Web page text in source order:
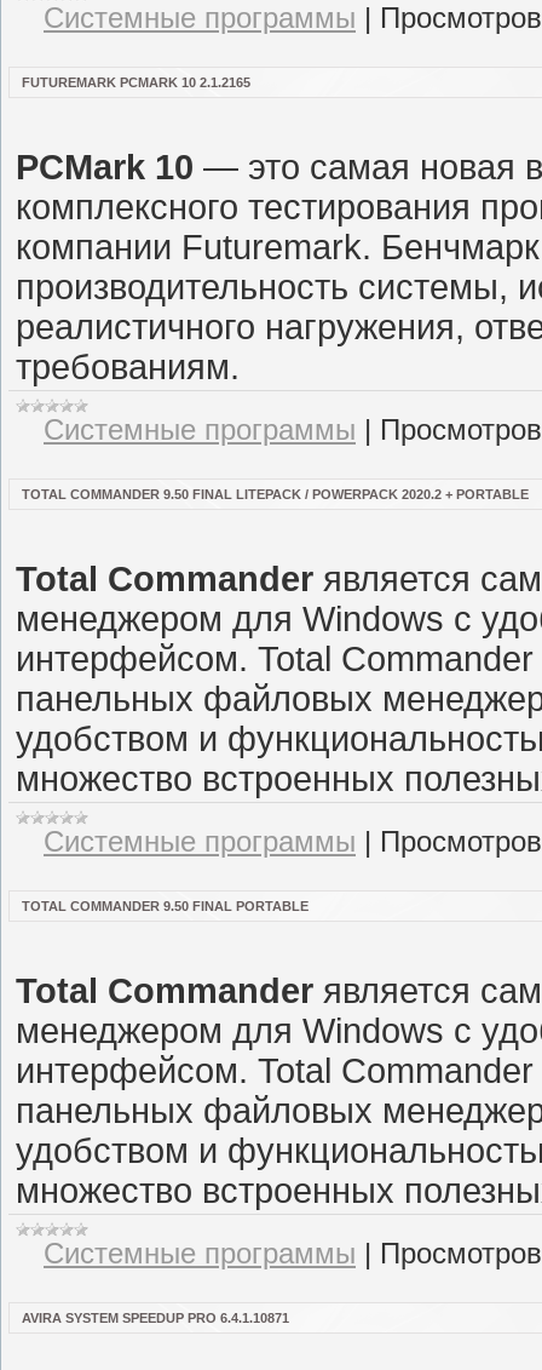
Системные программы |
FUTUREMARK PCMARK 10 2.1.2165
PCMark 10 — это самая новая
комплексного тестирования
компании Futuremark.
производительность системы,
реалистичного нагружения,
требованиям.
Системные программы |
TOTAL COMMANDER 9.50 FINAL LITEPACK / POWERPACK 2020.2 + PORTABLE
Total Commander является
менеджером для Windows с
интерфейсом. Total
панельных файловых
удобством и
множество встроенных
Системные программы |
TOTAL COMMANDER 9.50 FINAL PORTABLE
Total Commander является
менеджером для Windows с
интерфейсом. Total
панельных файловых
удобством и
множество встроенных
Системные программы |
AVIRA SYSTEM SPEEDUP PRO 6.4.1.10871